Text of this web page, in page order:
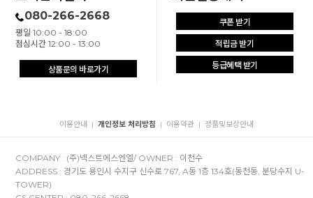
080-266-2668
평일 10:00 - 18:00
점심시간 12:00 - 13:00
상품문의 바로가기
쿠폰 받기
적립금 받기
등급혜택 받기
이용안내 | 개인정보 처리방침 | 이용약관 | 정품및보상안내
COMPANY : (주)넥스트에스엔엘/ OWNER : 이천수
ADDRESS : 경기도 용인시 수지구 신수로 767, A동 1층 134호(동천동, 분당수지 U-
TOWER)